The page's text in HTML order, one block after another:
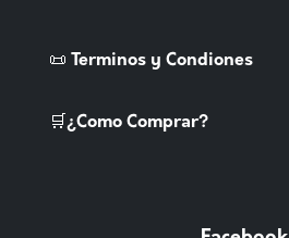
📜 Terminos y Condiones
🛒¿Como Comprar?